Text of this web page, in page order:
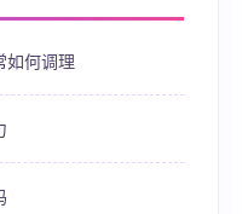
如何调理